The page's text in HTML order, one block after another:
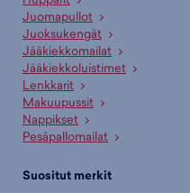
Juomapullot
Juoksukengät
Jääkiekkomailat
Jääkiekkoluistimet
Lenkkarit
Makuupussit
Nappikset
Pesäpallomailat
Suositut merkit